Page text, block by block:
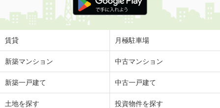
価 格
4.70万円
住 所
長野県塩尻市大字広丘高出
専有面積
長野県長野市大字稲葉南俣
5.70万円
賃貸 月極駐車場
新築マンション 中古マンション
新築一戸建て 中古一戸建て
土地を探す 投資物件を探す